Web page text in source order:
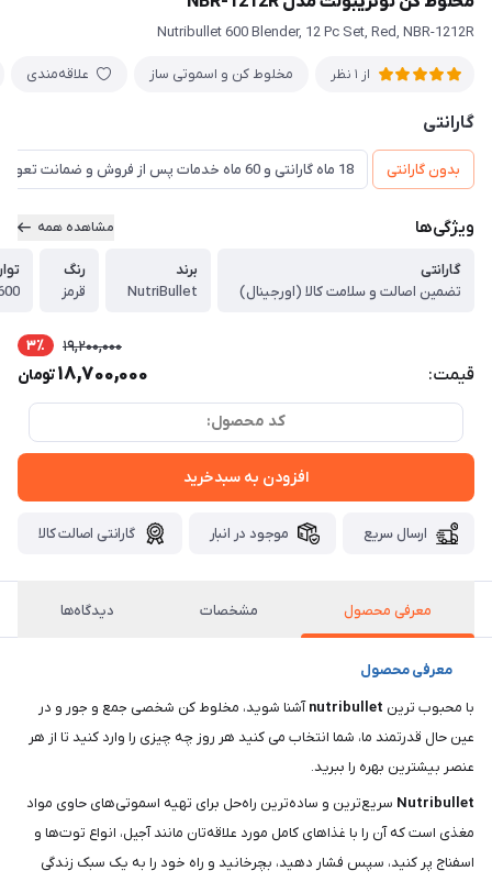
Nutribullet 600 Blender, 12 Pc Set, Red, NBR-1212R
از 1 نظر مخلوط کن و اسموتی ساز علاقه‌مندی
گارانتی
بدون گارانتی 18 ماه گارانتی و 60 ماه خدمات پس از فروش و ضمانت تعویض
ویژگی‌ها مشاهده همه
گارانتی
تضمین اصالت و سلامت کالا (اورجینال)
برند
NutriBullet
رنگ
قرمز
600
قیمت:
19,200,000 3٪
18,700,000تومان
کد محصول:
افزودن به سبدخرید
ارسال سریع موجود در انبار گارانتی اصالت کالا
معرفی محصول مشخصات دیدگاه‌ها
معرفی محصول
با محبوب ترین nutribulletآشنا شوید، مخلوط کن شخصی جمع و جور و در
عین حال قدرتمند ما، شما انتخاب می کنید هر روز چه چیزی را وارد کنید تا از هر
عنصر بیشترین بهره را ببرید.
Nutribullet سریع‌ترین و ساده‌ترین راه‌حل برای تهیه اسموتی‌های حاوی مواد
مغذی است که آن را با غذاهای کامل مورد علاقه‌تان مانند آجیل، انواع توت‌ها و
اسفناج پر کنید، سپس فشار دهید، بچرخانید و راه خود را به یک سبک زندگی